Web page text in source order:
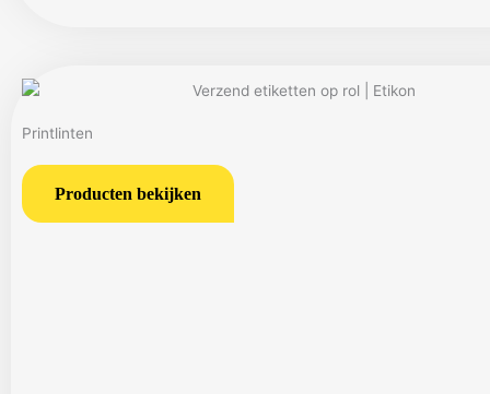
Printlinten
Producten bekijken